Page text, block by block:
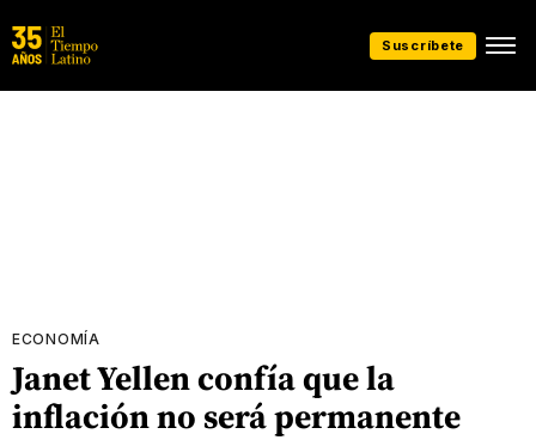
Suscríbete
ECONOMÍA
Janet Yellen confía que la
inflación no será permanente